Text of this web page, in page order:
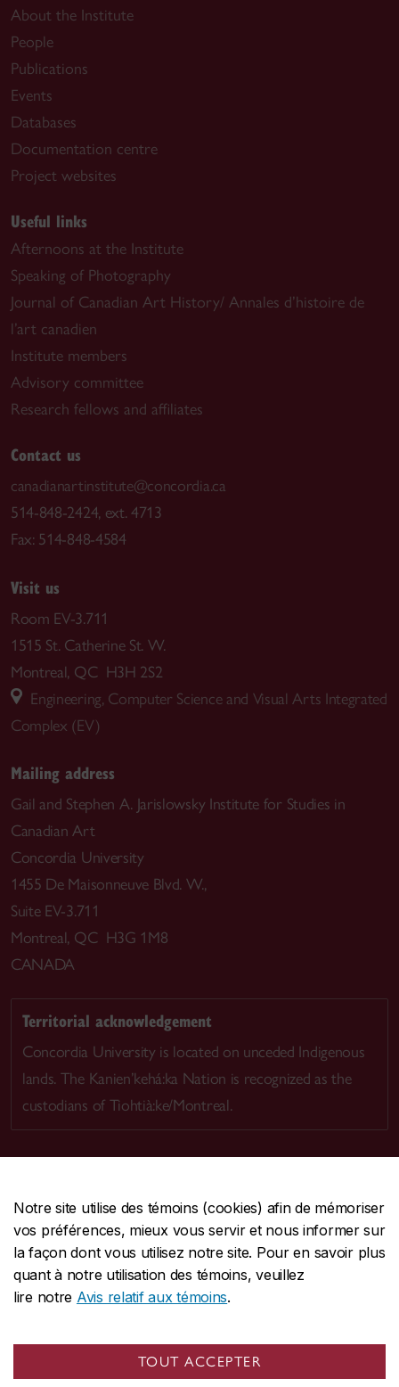
Notre site utilise des témoins (cookies) afin de mémoriser
vos préférences, mieux vous servir et nous informer sur
la façon dont vous utilisez notre site. Pour en savoir plus
quant à notre utilisation des témoins, veuillez
lire notre Avis relatif aux témoins.
TOUT ACCEPTER
About the Institute
People
Publications
Events
Databases
Documentation centre
Project websites
Useful links
Afternoons at the Institute
Speaking of Photography
Journal of Canadian Art History/ Annales d’histoire de
l’art canadien
Institute members
Advisory committee
Research fellows and affiliates
Contact us
canadianartinstitute@concordia.ca
514-848-2424, ext. 4713
Fax: 514-848-4584
Visit us
Room EV-3.711
1515 St. Catherine St. W.
Montreal, QC H3H 2S2
Engineering, Computer Science and Visual Arts Integrated
Complex (EV)
Mailing address
Gail and Stephen A. Jarislowsky Institute for Studies in
Canadian Art
Concordia University
1455 De Maisonneuve Blvd. W.,
Suite EV-3.711
Montreal, QC H3G 1M8
CANADA
Territorial acknowledgement
Concordia University is located on unceded Indigenous
lands. The Kanien’kehá:ka Nation is recognized as the
custodians of Tiohtià:ke/Montreal.
CENTRALE514-848-2424
URGENCE514-848-3717
Protection et prévention | Accessibilité | Confidentialité
Conditions d'utilisation | Gérer les témoins
© Université Concordia. Montréal, QC, Canada